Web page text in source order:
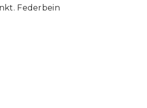
Federbein